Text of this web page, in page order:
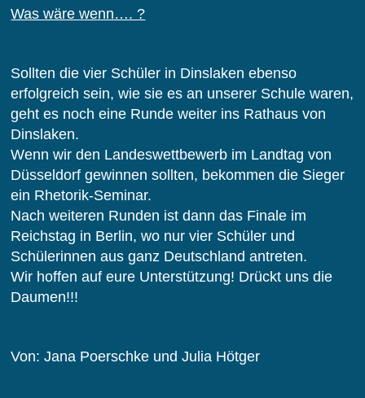
Was wäre wenn…. ?
Sollten die vier Schüler in Dinslaken ebenso
erfolgreich sein, wie sie es an unserer Schule waren,
geht es noch eine Runde weiter ins Rathaus von
Dinslaken.
Wenn wir den Landeswettbewerb im Landtag von
Düsseldorf gewinnen sollten, bekommen die Sieger
ein Rhetorik-Seminar.
Nach weiteren Runden ist dann das Finale im
Reichstag in Berlin, wo nur vier Schüler und
Schülerinnen aus ganz Deutschland antreten.
Wir hoffen auf eure Unterstützung! Drückt uns die
Daumen!!!
Von: Jana Poerschke und Julia Hötger